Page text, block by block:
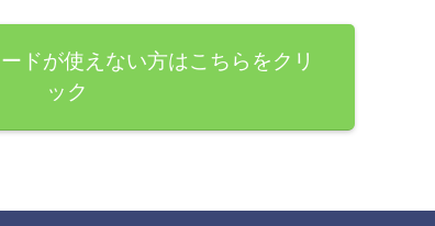
ドが使えない方はこちらをクリ
ック